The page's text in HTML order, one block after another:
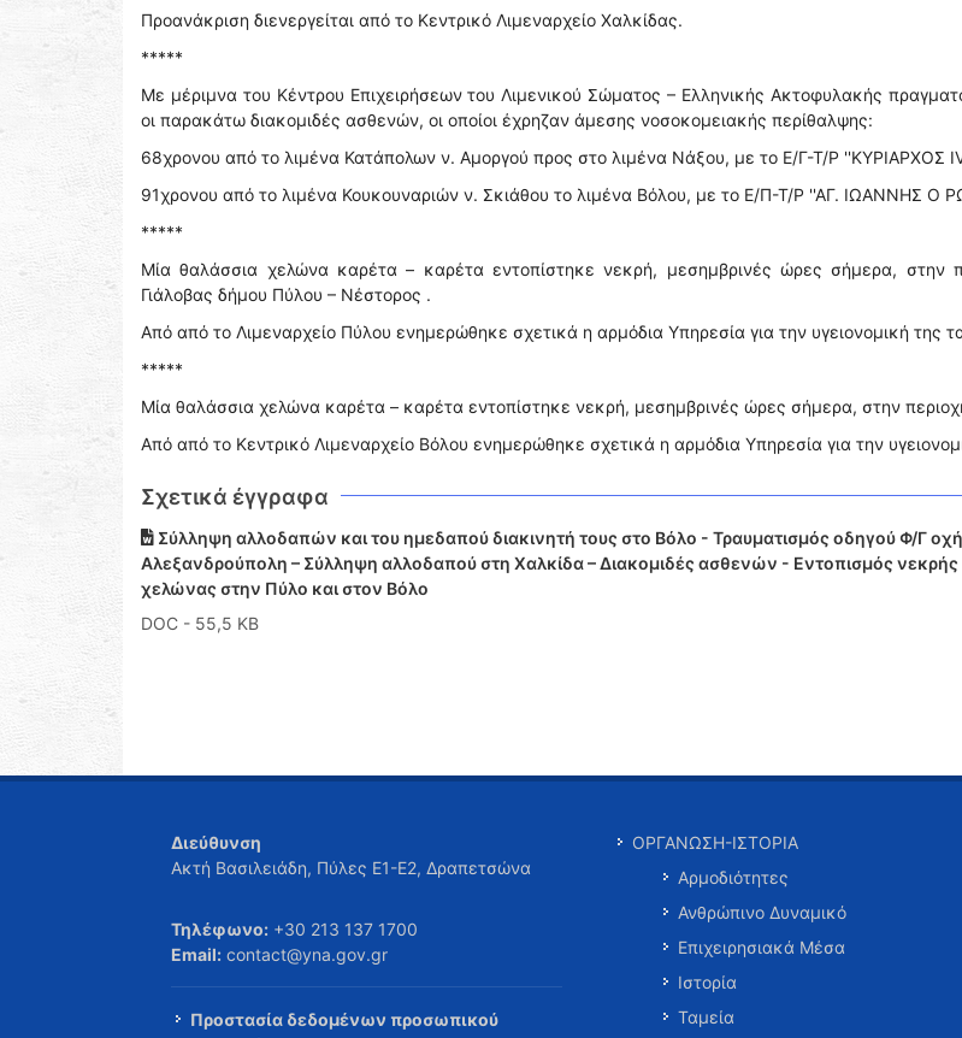
Προανάκριση διενεργείται από το Κεντρικό Λιμεναρχείο Χαλκίδας.
*****
Με μέριμνα του Κέντρου Επιχειρήσεων του Λιμενικού Σώματος – Ελληνικής Ακτοφυλακής
οι παρακάτω διακομιδές ασθενών, οι οποίοι έχρηζαν άμεσης νοσοκομειακής περίθαλψης:
68χρονου από το λιμένα Κατάπολων ν. Αμοργού προς στο λιμένα Νάξου, με το Ε/Γ-Τ/Ρ ''ΚΥΡΙΑΡΧΟΣ
91χρονου από το λιμένα Κουκουναριών ν. Σκιάθου το λιμένα Βόλου, με το Ε/Π-Τ/Ρ ''ΑΓ. ΙΩΑΝΝΗΣ Ο
*****
Μία θαλάσσια χελώνα καρέτα – καρέτα εντοπίστηκε νεκρή, μεσημβρινές ώρες σήμερα, στην
Γιάλοβας δήμου Πύλου – Νέστορος .
Από από το Λιμεναρχείο Πύλου ενημερώθηκε σχετικά η αρμόδια Υπηρεσία για την υγειονομική της
*****
Μία θαλάσσια χελώνα καρέτα – καρέτα εντοπίστηκε νεκρή, μεσημβρινές ώρες σήμερα, στην
Από από το Κεντρικό Λιμεναρχείο Βόλου ενημερώθηκε σχετικά η αρμόδια Υπηρεσία για την
Σχετικά έγγραφα
Σύλληψη αλλοδαπών και του ημεδαπού διακινητή τους στο Βόλο - Τραυματισμός οδηγού Φ/Γ
Αλεξανδρούπολη – Σύλληψη αλλοδαπού στη Χαλκίδα – Διακομιδές ασθενών - Εντοπισμός νεκρής
χελώνας στην Πύλο και στον Βόλο
DOC - 55,5 KB
Διεύθυνση
Ακτή Βασιλειάδη, Πύλες Ε1-Ε2, Δραπετσώνα
Τηλέφωνο: +30 213 137 1700
Email: contact@yna.gov.gr
Προστασία δεδομένων προσωπικού
ΟΡΓΑΝΩΣΗ-ΙΣΤΟΡΙΑ
Αρμοδιότητες
Ανθρώπινο Δυναμικό
Επιχειρησιακά Μέσα
Ιστορία
Ταμεία